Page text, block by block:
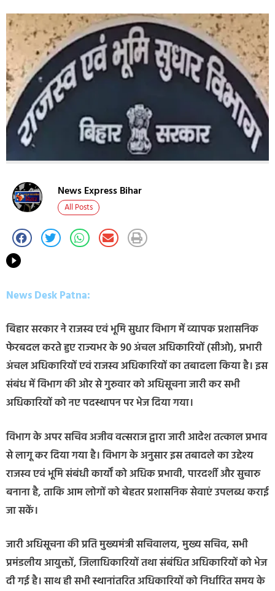
News Express Bihar
All Posts
News Desk Patna:
बिहार सरकार ने राजस्व एवं भूमि सुधार विभाग में व्यापक प्रशासनिक
फेरबदल करते हुए राज्यभर के 90 अंचल अधिकारियों (सीओ), प्रभारी
अंचल अधिकारियों एवं राजस्व अधिकारियों का तबादला किया है। इस
संबंध में विभाग की ओर से गुरुवार को अधिसूचना जारी कर सभी
अधिकारियों को नए पदस्थापन पर भेज दिया गया।
विभाग के अपर सचिव अजीव वत्सराज द्वारा जारी आदेश तत्काल प्रभाव
से लागू कर दिया गया है। विभाग के अनुसार इस तबादले का उद्देश्य
राजस्व एवं भूमि संबंधी कार्यों को अधिक प्रभावी, पारदर्शी और सुचारु
बनाना है, ताकि आम लोगों को बेहतर प्रशासनिक सेवाएं उपलब्ध कराई
जा सकें।
जारी अधिसूचना की प्रति मुख्यमंत्री सचिवालय, मुख्य सचिव, सभी
प्रमंडलीय आयुक्तों, जिलाधिकारियों तथा संबंधित अधिकारियों को भेज
दी गई है। साथ ही सभी स्थानांतरित अधिकारियों को निर्धारित समय के